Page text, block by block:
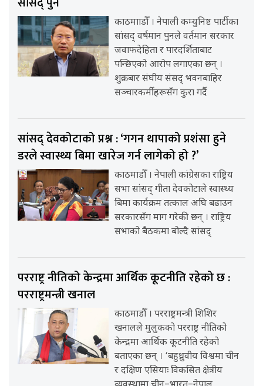
काठमााडौँ । नेपाली कम्युनिष्ट पार्टीका
सांसद् वर्षमान पुनले वर्तमान सरकार
जवाफदेहिता र पारदर्शिताबाट
पन्छिएको आरोप लगाएका छन् ।
शुक्रबार संघीय संसद् भवनबाहिर
सञ्चारकर्मीहरूसँग कुरा गर्दै
सांसद् देवकोटाको प्रश्न : ‘गगन थापाको प्रशंसा हुने
डरले स्वास्थ्य बिमा खारेज गर्न लागेको हो ?’
काठमाडौँ । नेपाली कांग्रेसका राष्ट्रिय
सभा सांसद् गीता देवकोटाले स्वास्थ्य
बिमा कार्यक्रम तत्काल अघि बढाउन
सरकारसँग माग गरेकी छन् । राष्ट्रिय
सभाको बैठकमा बोल्दै सांसद्
परराष्ट्र नीतिको केन्द्रमा आर्थिक कूटनीति रहेको छ :
परराष्ट्रमन्त्री खनाल
काठमाडौँ । परराष्ट्रमन्त्री शिशिर
खनालले मुलुकको परराष्ट्र नीतिको
केन्द्रमा आर्थिक कूटनीति रहेको
बताएका छन् । ‘बहुध्रुवीय विश्वमा चीन
र दक्षिण एसियाः विकसित क्षेत्रीय